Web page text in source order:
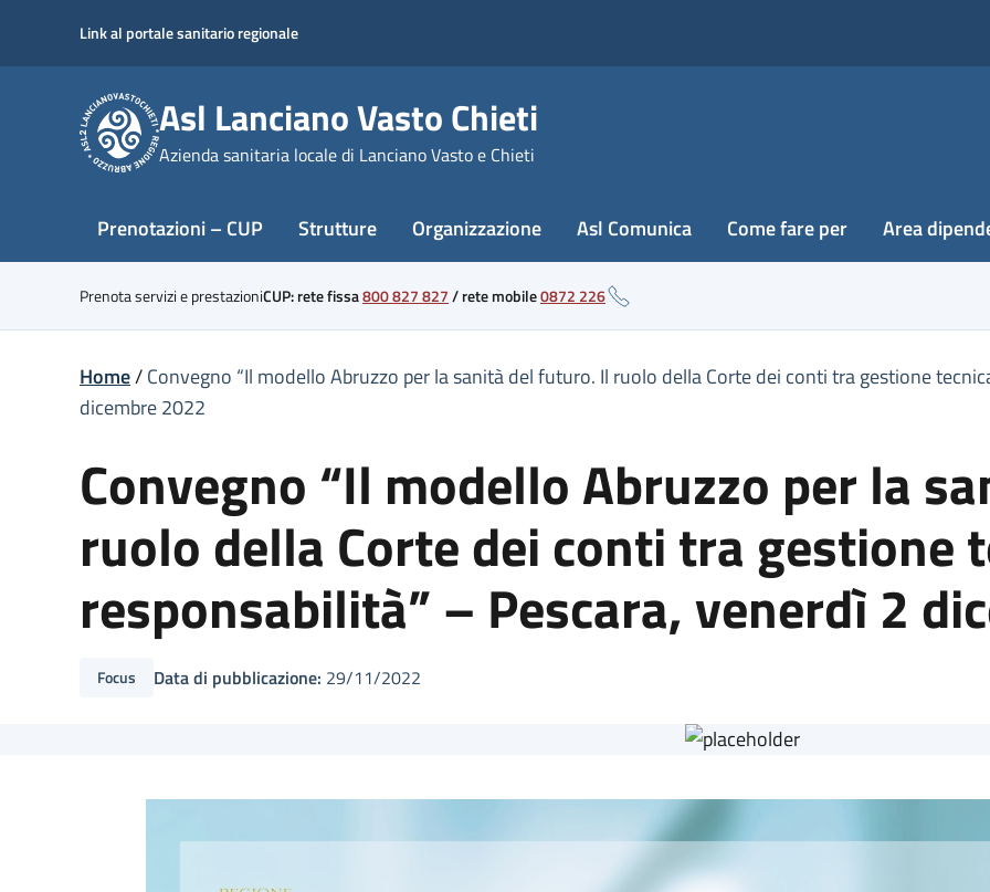
content
Link al portale sanitario regionale
Asl Lanciano Vasto Chieti
Azienda sanitaria locale di Lanciano Vasto e Chieti
Prenotazioni – CUP Strutture Organizzazione Asl Comunica Come fare per Area
Prenota servizi e prestazioniCUP: rete fissa800 827 827/rete mobile0872 226
Home/Convegno “Il modello Abruzzo per la sanità del futuro. Il ruolo della Corte dei conti tra gestione
dicembre 2022
Convegno “Il modello Abruzzo per la
ruolo della Corte dei conti tra gestione
responsabilità” – Pescara, venerdì 2
Focus Data di pubblicazione: 29/11/2022